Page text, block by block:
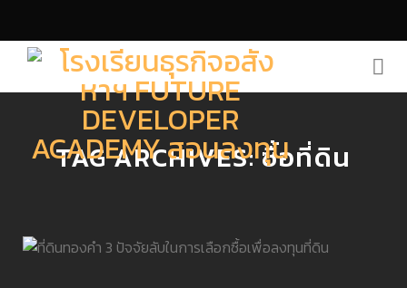
content
TAG ARCHIVES:ซื้อที่ดิน